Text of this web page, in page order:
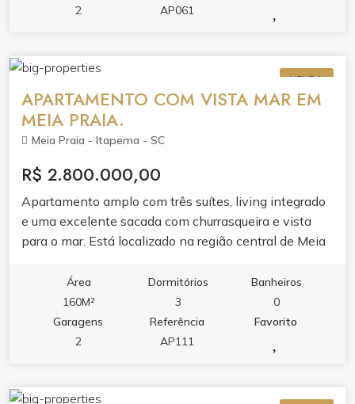
Dois elevadores, duas vagas de garagem, sala de
#sonhos
2
AP061
VENDA
APARTAMENTO COM VISTA MAR EM
MEIA PRAIA.
Meia Praia - Itapema - SC
R$ 2.800.000,00
Apartamento amplo com três suítes, living integrado
e uma excelente sacada com churrasqueira e vista
para o mar. Está localizado na região central de Meia
conta com completa infraestrutura de lazer e portaria
24h. Agende uma visita e conheça de perto esse
lindo apartamento.
Área
160M²
Dormitórios
3
Banheiros
0
Garagens
2
Referência
AP111
Favorito